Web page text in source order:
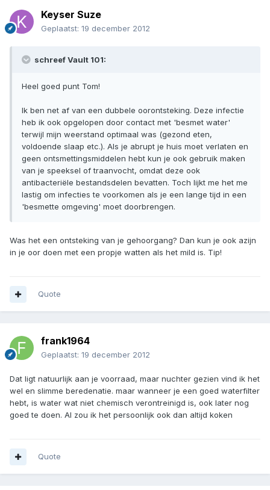
Keyser Suze
Geplaatst: 19 december 2012
schreef Vault 101:
Heel goed punt Tom!
Ik ben net af van een dubbele oorontsteking. Deze infectie
heb ik ook opgelopen door contact met 'besmet water'
terwijl mijn weerstand optimaal was (gezond eten,
voldoende slaap etc.). Als je abrupt je huis moet verlaten en
geen ontsmettingsmiddelen hebt kun je ook gebruik maken
van je speeksel of traanvocht, omdat deze ook
antibacteriële bestandsdelen bevatten. Toch lijkt me het me
lastig om infecties te voorkomen als je een lange tijd in een
'besmette omgeving' moet doorbrengen.
Was het een ontsteking van je gehoorgang? Dan kun je ook azijn
in je oor doen met een propje watten als het mild is. Tip!
Quote
frank1964
Geplaatst: 19 december 2012
Dat ligt natuurlijk aan je voorraad, maar nuchter gezien vind ik het
wel en slimme beredenatie. maar wanneer je een goed waterfilter
hebt, is water wat niet chemisch verontreinigd is, ook later nog
goed te doen. Al zou ik het persoonlijk ook dan altijd koken
Quote